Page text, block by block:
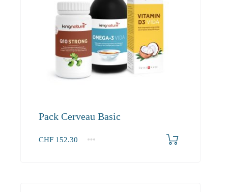
Pack Cerveau Basic
CHF 152.30
1+